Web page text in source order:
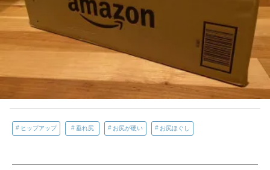
ヒップアップ 垂れ尻 お尻が硬い お尻ほぐし